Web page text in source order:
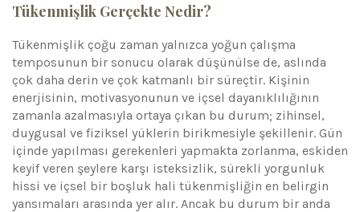
Tükenmişlik Gerçekte Nedir?
Tükenmişlik çoğu zaman yalnızca yoğun çalışma
temposunun bir sonucu olarak düşünülse de, aslında
çok daha derin ve çok katmanlı bir süreçtir. Kişinin
enerjisinin, motivasyonunun ve içsel dayanıklılığının
zamanla azalmasıyla ortaya çıkan bu durum; zihinsel,
duygusal ve fiziksel yüklerin birikmesiyle şekillenir. Gün
içinde yapılması gerekenleri yapmakta zorlanma, eskiden
keyif veren şeylere karşı isteksizlik, sürekli yorgunluk
hissi ve içsel bir boşluk hali tükenmişliğin en belirgin
yansımaları arasında yer alır. Ancak bu durum bir anda